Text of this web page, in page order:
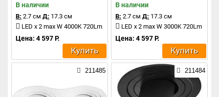
В наличии
В: 2.7 см Д: 17.3 см
LED x 2 max W 4000K 720Lm
Цена: 4 597 Р.
Купить
В наличии
В: 2.7 см Д: 17.3 см
LED x 2 max W 3000K 720Lm
Цена: 4 597 Р.
Купить
211485 211484